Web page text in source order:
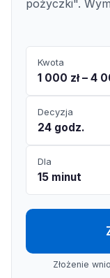
pożyczki".
Kwota
1 000 zł – 4
Decyzja
24 godz.
Dla
15 minut
Złożenie